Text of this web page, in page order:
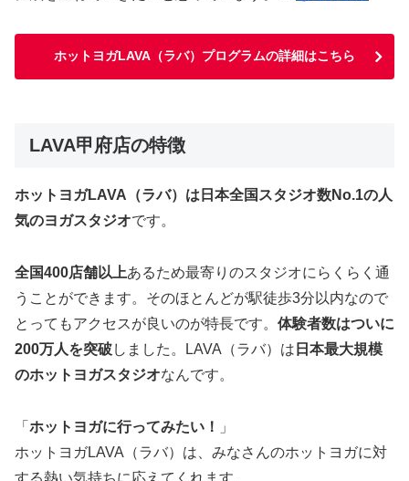
ホットヨガLAVA（ラバ）プログラムの詳細はこちら
LAVA甲府店の特徴
ホットヨガLAVA（ラバ）は日本全国スタジオ数No.1の人
気のヨガスタジオです。
全国400店舗以上あるため最寄りのスタジオにらくらく通
うことができます。そのほとんどが駅徒歩3分以内なので
とってもアクセスが良いのが特長です。 体験者数はついに
200万人を突破しました。LAVA（ラバ）は 日本最大規模
のホットヨガスタジオなんです。
「 ホットヨガに行ってみたい！
」
ホットヨガLAVA（ラバ）は、みなさんのホットヨガに対
する熱い気持ちに応えてくれます。